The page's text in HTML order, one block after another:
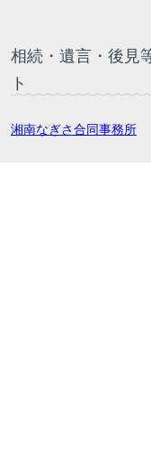
相続・遺言・後見
ト
湘南なぎさ合同事務所